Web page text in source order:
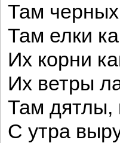
Там
Там елки
Их корни
Их ветры
Там дятлы,
С утра